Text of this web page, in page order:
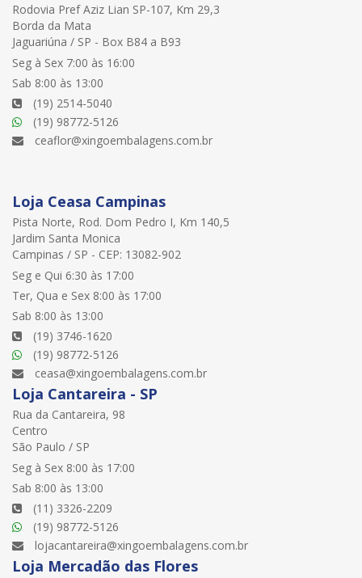
Rodovia Pref Aziz Lian SP-107, Km 29,3
Borda da Mata
Jaguariúna / SP - Box B84 a B93
Seg à Sex 7:00 às 16:00
Sab 8:00 às 13:00
(19) 2514-5040
(19) 98772-5126
ceaflor@xingoembalagens.com.br
Loja Ceasa Campinas
Pista Norte, Rod. Dom Pedro I, Km 140,5
Jardim Santa Monica
Campinas / SP - CEP: 13082-902
Seg e Qui 6:30 às 17:00
Ter, Qua e Sex 8:00 às 17:00
Sab 8:00 às 13:00
(19) 3746-1620
(19) 98772-5126
ceasa@xingoembalagens.com.br
Loja Cantareira - SP
Rua da Cantareira, 98
Centro
São Paulo / SP
Seg à Sex 8:00 às 17:00
Sab 8:00 às 13:00
(11) 3326-2209
(19) 98772-5126
lojacantareira@xingoembalagens.com.br
Loja Mercadão das Flores